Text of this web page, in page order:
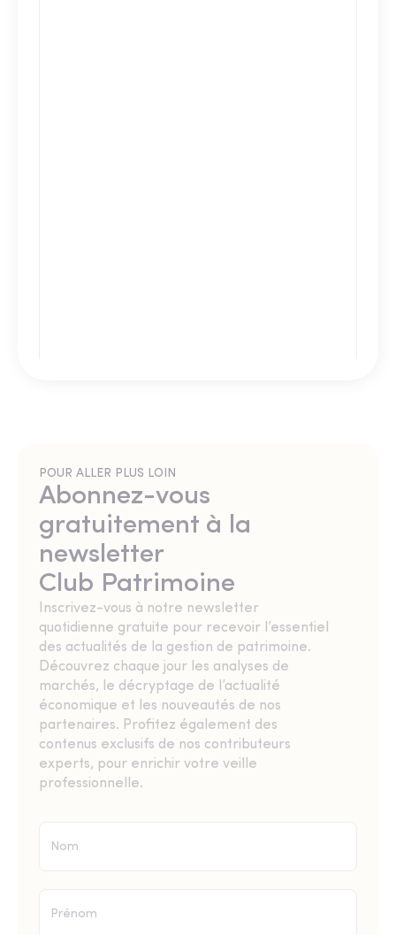
POUR ALLER PLUS LOIN
Abonnez-vous
gratuitement à la
newsletter
Club Patrimoine
Inscrivez-vous à notre newsletter
quotidienne gratuite pour recevoir l’essentiel
des actualités de la gestion de patrimoine.
Découvrez chaque jour les analyses de
marchés, le décryptage de l’actualité
économique et les nouveautés de nos
partenaires. Profitez également des
contenus exclusifs de nos contributeurs
experts, pour enrichir votre veille
professionnelle.